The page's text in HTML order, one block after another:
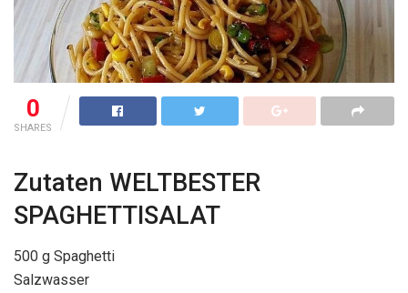
0
SHARES
Zutaten WELTBESTER
SPAGHETTISALAT
500 g Spaghetti
Salzwasser